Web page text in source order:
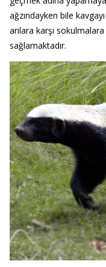
ağzındayken bile
arılara karşı
sağlamaktadır.